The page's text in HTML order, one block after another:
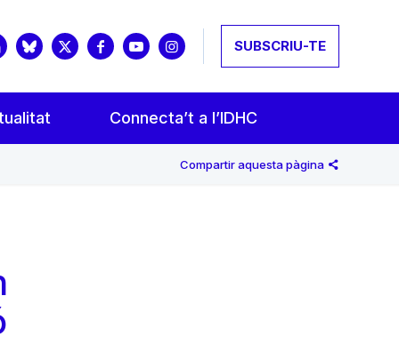
SUBSCRIU-TE
Connecta’t a l’IDHC
Compartir aquesta pàgina